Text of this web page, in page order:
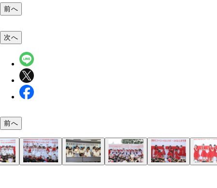
前へ
次へ
前へ